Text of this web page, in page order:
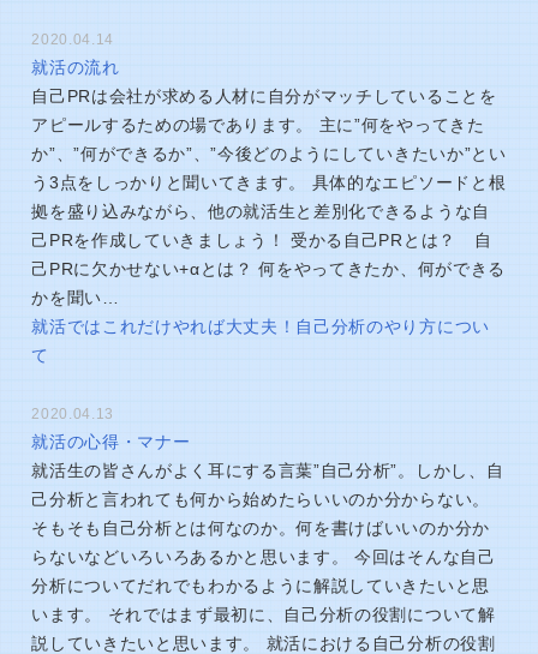
2020.04.14
就活の流れ
自己PRは会社が求める人材に自分がマッチしていることを
アピールするための場であります。 主に”何をやってきた
か”、”何ができるか”、”今後どのようにしていきたいか”とい
う3点をしっかりと聞いてきます。 具体的なエピソードと根
拠を盛り込みながら、他の就活生と差別化できるような自
己PRを作成していきましょう！ 受かる自己PRとは？ 自
己PRに欠かせない+αとは？ 何をやってきたか、何ができる
かを聞い…
就活ではこれだけやれば大丈夫！自己分析のやり方につい
て
2020.04.13
就活の心得・マナー
就活生の皆さんがよく耳にする言葉”自己分析”。しかし、自
己分析と言われても何から始めたらいいのか分からない。
そもそも自己分析とは何なのか。何を書けばいいのか分か
らないなどいろいろあるかと思います。 今回はそんな自己
分析についてだれでもわかるように解説していきたいと思
います。 それではまず最初に、自己分析の役割について解
説していきたいと思います。 就活における自己分析の役割